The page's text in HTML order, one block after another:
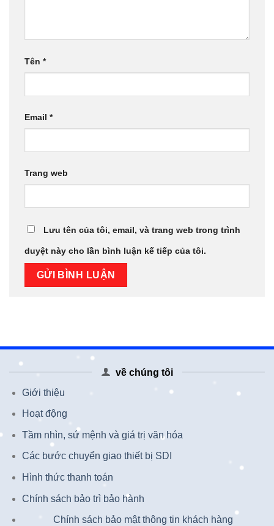
Tên *
Email *
Trang web
Lưu tên của tôi, email, và trang web trong trình
duyệt này cho lần bình luận kế tiếp của tôi.
về chúng tôi
Giới thiệu
Hoạt động
Tầm nhìn, sứ mệnh và giá trị văn hóa
Các bước chuyển giao thiết bị SDI
Hình thức thanh toán
Chính sách bảo trì bảo hành
Chính sách bảo mật thông tin khách hàng